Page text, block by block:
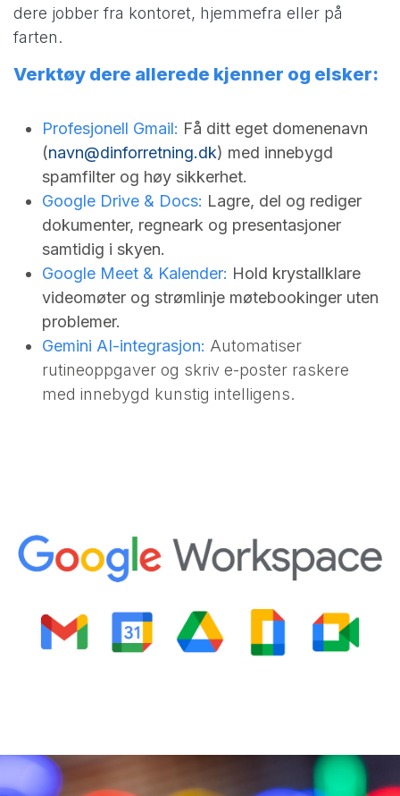
dere jobber fra kontoret, hjemmefra eller på
farten.
Verktøy dere allerede kjenner og elsker:
Profesjonell Gmail: Få ditt eget domenenavn
(navn@dinforretning.dk) med innebygd
spamfilter og høy sikkerhet.
Google Drive & Docs: Lagre, del og rediger
dokumenter, regneark og presentasjoner
samtidig i skyen.
Google Meet & Kalender: Hold krystallklare
videomøter og strømlinje møtebookinger uten
problemer.
Gemini AI-integrasjon: Automatiser
rutineoppgaver og skriv e-poster raskere
med innebygd kunstig intelligens.